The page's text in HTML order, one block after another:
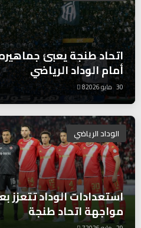
اتحاد طنجة يعبئ
أمام الوداد الرياضي
30 مايو 2026 8
الوداد الرياضي
استعدادات الوداد تتعزز
مواجهة اتحاد طنجة